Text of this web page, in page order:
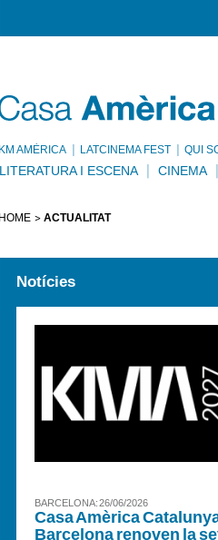
KM AMÈRICA LATCINEMA FEST QUI
LITERATURA I ESCENA CINEMA
HOME ACTUALITAT
Notícies
BARCELONA : 26/06/2026
Casa Amèrica
Barcelona renoven la